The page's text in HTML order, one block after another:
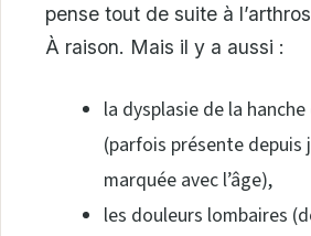
pense tout de suite à
À raison. Mais il y a aussi :
la dysplasie de la
(parfois présente depuis
marquée avec l’âge),
les douleurs lombaires